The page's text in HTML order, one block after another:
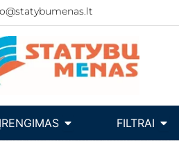
Open BaseinųFILTRAI